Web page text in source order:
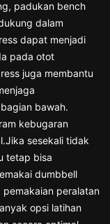
padukan bench
dalam
dapat menjadi
pada otot
juga membantu
bawah.
kebugaran
sesekali tidak
tetap bisa
dumbbell
peralatan
opsi latihan